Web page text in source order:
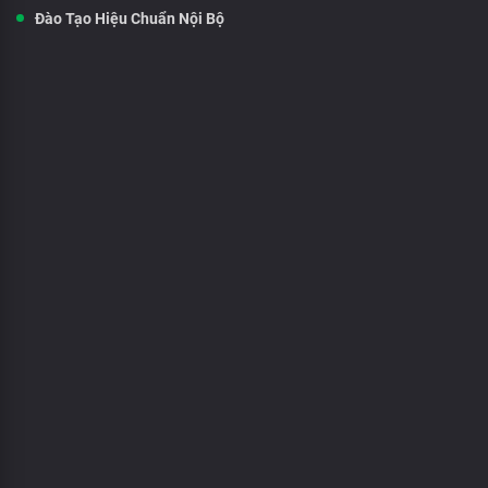
Đào Tạo Hiệu Chuẩn Nội Bộ